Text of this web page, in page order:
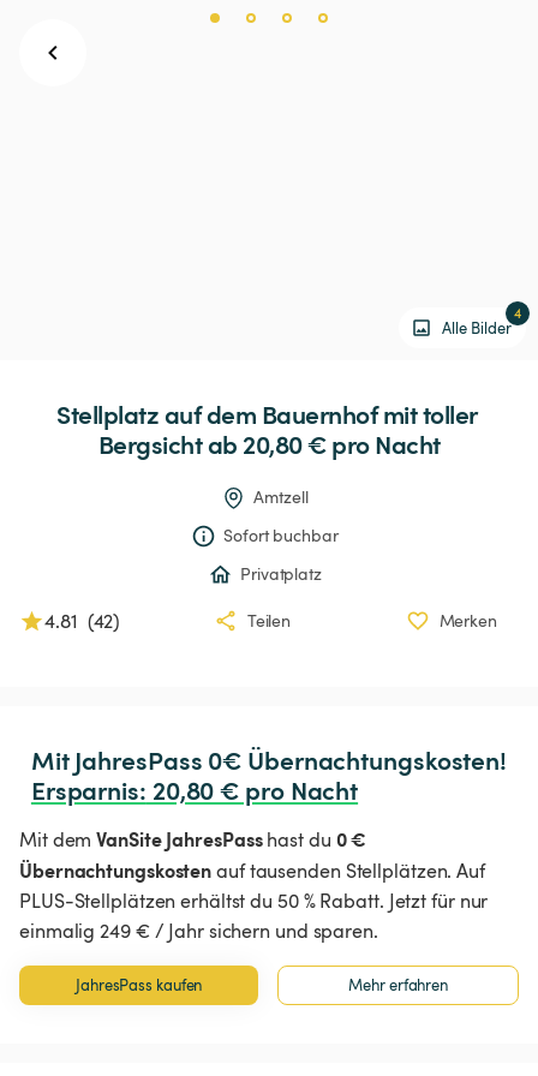
Alle Bilder
4
Stellplatzaufdem Bauernhof mittoller
Bergsicht ab 20,80 € pro Nacht
Amtzell
Sofort buchbar
Privatplatz
4.81 (42) Teilen Merken
Ersparnis: 20,80 € pro Nacht
Mit demVanSite JahresPasshast du 0 €
Übernachtungskostenauf tausenden Stellplätzen. Auf
PLUS-Stellplätzen erhältst du 50 % Rabatt. Jetzt für nur
einmalig 249 € / Jahr sichern und sparen.
JahresPass kaufen Mehr erfahren